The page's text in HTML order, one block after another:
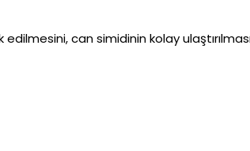
can simidinin kolay